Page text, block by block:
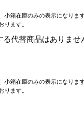
小箱在庫のみの表示になりま
ります。
る代替商品はありませ
小箱在庫のみの表示になりま
ります。